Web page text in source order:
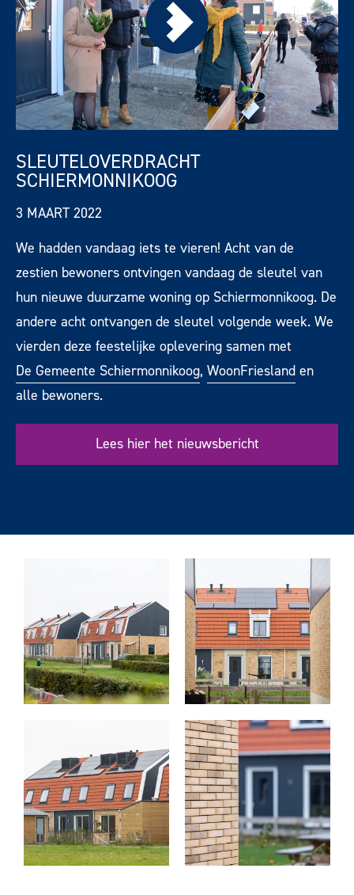
SLEUTELOVERDRACHT
SCHIERMONNIKOOG
3 MAART 2022
We hadden vandaag iets te vieren! Acht van de
zestien bewoners ontvingen vandaag de sleutel van
hun nieuwe duurzame woning op Schiermonnikoog. De
andere acht ontvangen de sleutel volgende week. We
vierden deze feestelijke oplevering samen met
De Gemeente Schiermonnikoog, WoonFriesland en
alle bewoners.
Lees hier het nieuwsbericht